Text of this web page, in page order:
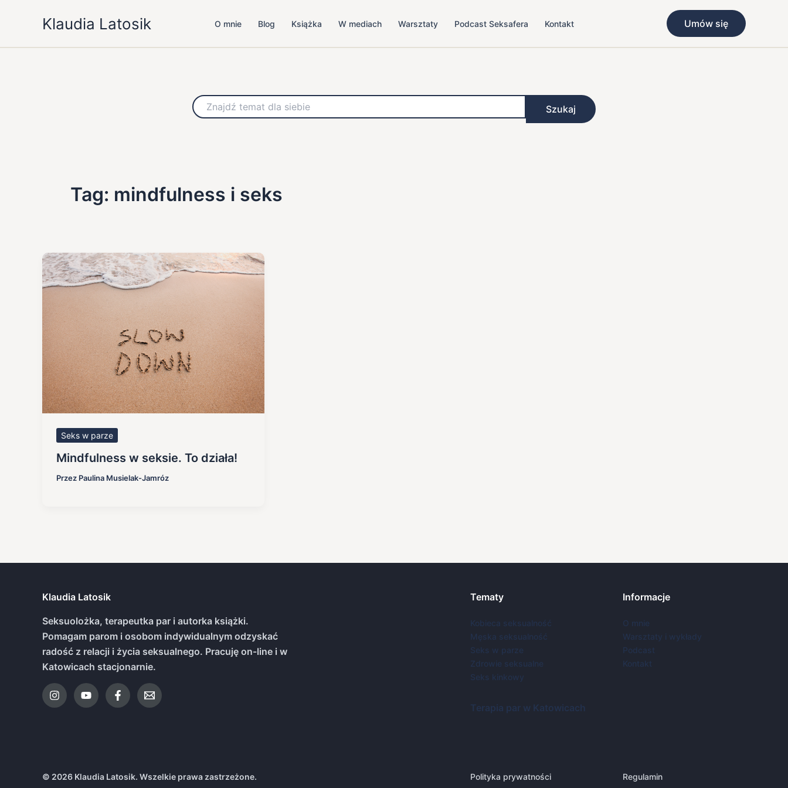
Klaudia Latosik O mnie Blog Książka W mediach Warsztaty Podcast Seksafera Kontakt Umów się
Szukaj
Szukaj
Tag: mindfulness i seks
Seks w parze
Mindfulness w seksie. To działa!
Przez Paulina Musielak-Jamróz
Klaudia Latosik
Seksuolożka, terapeutka par i autorka książki.
Pomagam parom i osobom indywidualnym odzyskać
radość z relacji i życia seksualnego. Pracuję on-line i w
Katowicach stacjonarnie.
Tematy
Kobieca seksualność
Męska seksualność
Seks w parze
Zdrowie seksualne
Seks kinkowy
Terapia par w Katowicach
Informacje
O mnie
Warsztaty i wykłady
Podcast
Kontakt
© 2026 Klaudia Latosik. Wszelkie prawa zastrzeżone. Polityka prywatności Regulamin